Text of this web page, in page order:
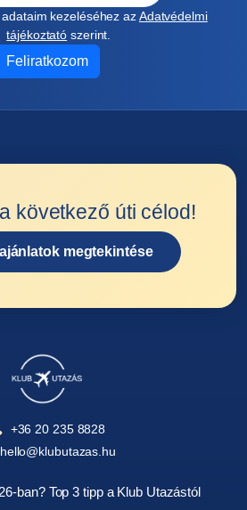
kezeléséhez azAdatvédelmi
tájékoztató szerint.
Feliratkozom
következő úti célod!
megtekintése
+36 20 235 8828
hello@klubutazas.hu
ban? Top 3 tipp a Klub Utazástól